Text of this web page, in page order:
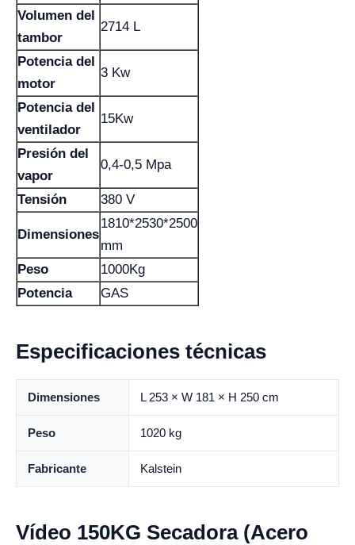
Volumen del
tambor
2714 L
Potencia del
motor
3 Kw
Potencia del
ventilador
15Kw
Presión del
vapor
0,4-0,5 Mpa
Tensión 380 V
Dimensiones
1810*2530*2500
mm
Peso
1000Kg
Potencia
GAS
Especificaciones técnicas
Dimensiones L 253 × W 181 × H 250 cm
Peso 1020 kg
Fabricante Kalstein
Vídeo 150KG Secadora (Acero